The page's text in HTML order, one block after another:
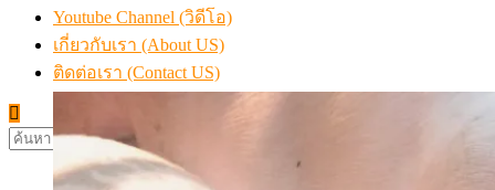
Youtube Channel (วิดีโอ)
เกี่ยวกับเรา (About US)
ติดต่อเรา (Contact US)
ค้นหา
สำหรับ: